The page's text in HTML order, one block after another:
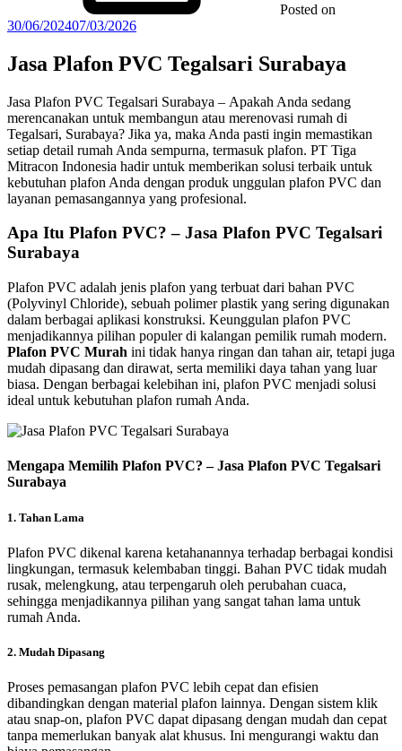
Posted on
30/06/202407/03/2026
Jasa Plafon PVC Tegalsari Surabaya
Jasa Plafon PVC Tegalsari Surabaya – Apakah Anda sedang
merencanakan untuk membangun atau merenovasi rumah di
Tegalsari, Surabaya? Jika ya, maka Anda pasti ingin memastikan
setiap detail rumah Anda sempurna, termasuk plafon. PT Tiga
Mitracon Indonesia hadir untuk memberikan solusi terbaik untuk
kebutuhan plafon Anda dengan produk unggulan plafon PVC dan
layanan pemasangannya yang profesional.
Apa Itu Plafon PVC? – Jasa Plafon PVC Tegalsari
Surabaya
Plafon PVC adalah jenis plafon yang terbuat dari bahan PVC
(Polyvinyl Chloride), sebuah polimer plastik yang sering digunakan
dalam berbagai aplikasi konstruksi. Keunggulan plafon PVC
menjadikannya pilihan populer di kalangan pemilik rumah modern.
Plafon PVC Murah ini tidak hanya ringan dan tahan air, tetapi juga
mudah dipasang dan dirawat, serta memiliki daya tahan yang luar
biasa. Dengan berbagai kelebihan ini, plafon PVC menjadi solusi
ideal untuk kebutuhan plafon rumah Anda.
Mengapa Memilih Plafon PVC? – Jasa Plafon PVC Tegalsari
Surabaya
1. Tahan Lama
Plafon PVC dikenal karena ketahanannya terhadap berbagai kondisi
lingkungan, termasuk kelembaban tinggi. Bahan PVC tidak mudah
rusak, melengkung, atau terpengaruh oleh perubahan cuaca,
sehingga menjadikannya pilihan yang sangat tahan lama untuk
rumah Anda.
2. Mudah Dipasang
Proses pemasangan plafon PVC lebih cepat dan efisien
dibandingkan dengan material plafon lainnya. Dengan sistem klik
atau snap-on, plafon PVC dapat dipasang dengan mudah dan cepat
tanpa memerlukan banyak alat khusus. Ini mengurangi waktu dan